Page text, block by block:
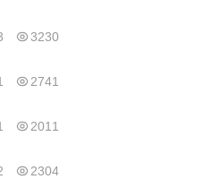
3230
2741
2011
2304